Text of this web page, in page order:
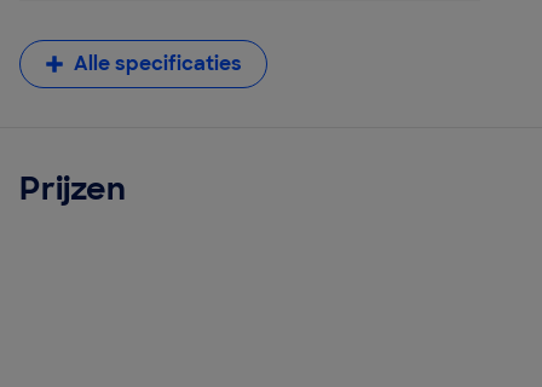
Alle specificaties
Prijzen